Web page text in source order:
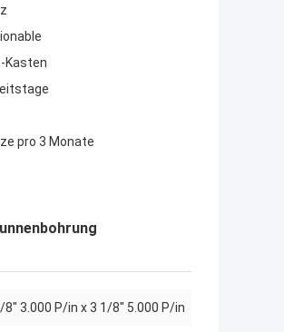
Kasten
pro 3 Monate
8" 3.000 P/in x 3 1/8" 5.000 P/in